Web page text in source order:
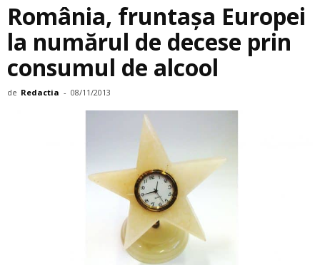
România, fruntașa Europei
la numărul de decese prin
consumul de alcool
de Redactia - 08/11/2013